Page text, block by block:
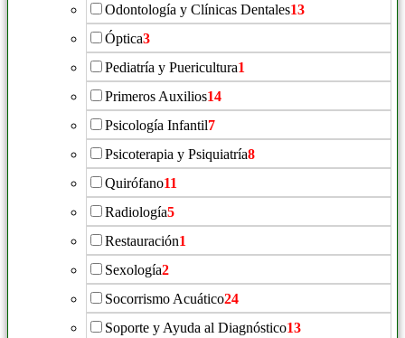
Odontología y Clínicas Dentales13
Óptica3
Pediatría y Puericultura1
Primeros Auxilios14
Psicología Infantil7
Psicoterapia y Psiquiatría8
Quirófano11
Radiología5
Restauración1
Sexología2
Socorrismo Acuático24
Soporte y Ayuda al Diagnóstico13